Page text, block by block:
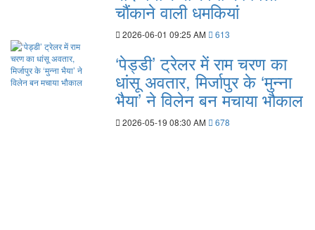
चौंकाने वाली धमकियां
2026-06-01 09:25 AM 613
‘पेड्डी’ ट्रेलर में राम चरण का
धांसू अवतार, मिर्जापुर के ‘मुन्ना
भैया’ ने विलेन बन मचाया भौकाल
2026-05-19 08:30 AM 678